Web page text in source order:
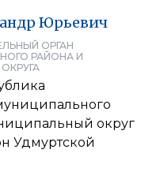
Юрьевич
ОРГАН
РАЙОНА И
округ
Удмуртской